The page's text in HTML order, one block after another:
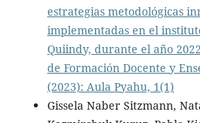
estrategias metodológicas
implementadas en el
Quiindy, durante el año 2022
de Formación Docente y
(2023): Aula Pyahu, 1(1)
Gissela Naber Sitzmann,